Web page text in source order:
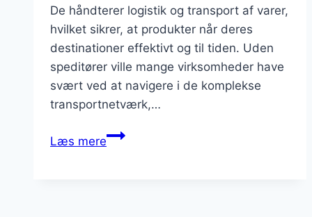
De håndterer logistik og transport af varer,
hvilket sikrer, at produkter når deres
destinationer effektivt og til tiden. Uden
speditører ville mange virksomheder have
svært ved at navigere i de komplekse
transportnetværk,…
Læs mereSpeditør